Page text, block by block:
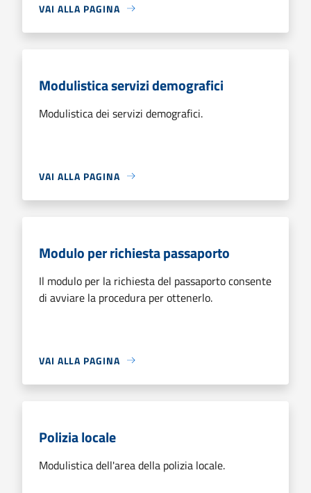
VAI ALLA PAGINA
Modulistica servizi demografici
Modulistica dei servizi demografici.
VAI ALLA PAGINA
Modulo per richiesta passaporto
Il modulo per la richiesta del passaporto consente
di avviare la procedura per ottenerlo.
VAI ALLA PAGINA
Polizia locale
Modulistica dell'area della polizia locale.